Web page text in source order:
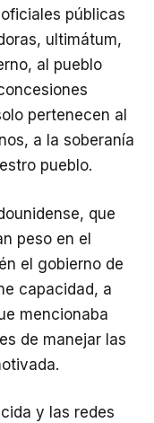
públicas
ultimátum,
al pueblo
pertenecen al
a la soberanía
pueblo.
que
peso en el
el gobierno de
capacidad, a
mencionaba
de manejar las
y las redes